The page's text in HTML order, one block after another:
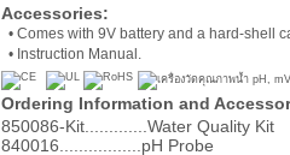
Accessories:
• Comes with 9V battery and a hard-shell
• Instruction Manual.
Ordering Information and
850086-Kit.............Water Quality Kit
840016.................pH Probe